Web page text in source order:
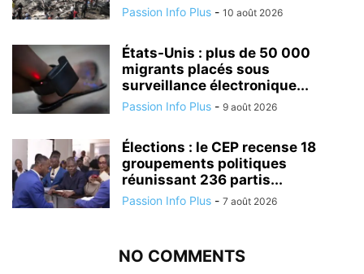
Passion Info Plus - 10 août 2026
États-Unis : plus de 50 000
migrants placés sous
surveillance électronique...
Passion Info Plus - 9 août 2026
Élections : le CEP recense 18
groupements politiques
réunissant 236 partis...
Passion Info Plus - 7 août 2026
NO COMMENTS